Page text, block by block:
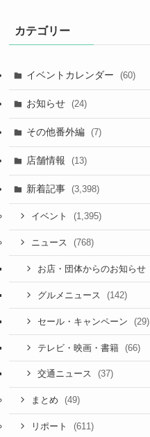
カテゴリー
イベントカレンダー (60)
お知らせ (24)
その他番外編 (7)
店舗情報 (13)
新着記事 (3,398)
イベント (1,395)
ニュース (768)
お店・団体からのお知らせ
グルメニュース (142)
セール・キャンペーン (29)
テレビ・映画・書籍 (66)
交通ニュース (37)
まとめ (49)
リポート (611)